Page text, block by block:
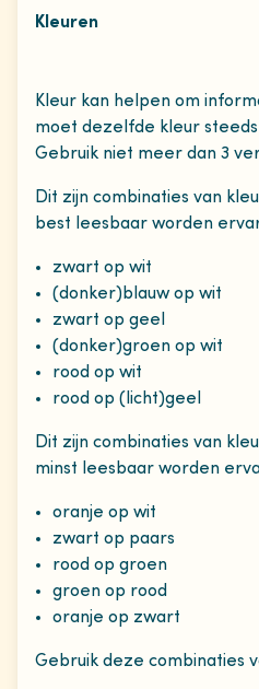
Kleuren
Kleur kan helpen om
moet dezelfde kleur
Gebruik niet meer dan 3
Dit zijn combinaties van
best leesbaar worden
zwart op wit
(donker)blauw op wit
zwart op geel
(donker)groen op wit
rood op wit
rood op (licht)geel
Dit zijn combinaties van
minst leesbaar worden
oranje op wit
zwart op paars
rood op groen
groen op rood
oranje op zwart
Gebruik deze combinaties